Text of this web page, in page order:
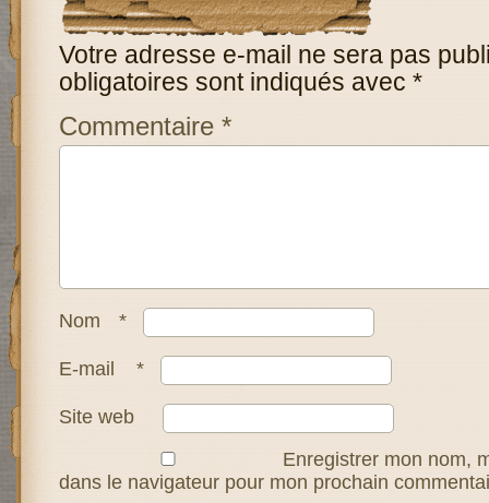
Votre adresse e-mail ne sera pas
obligatoires sont indiqués avec *
Commentaire *
Nom *
E-mail *
Site web
Enregistrer mon nom,
dans le navigateur pour mon prochain